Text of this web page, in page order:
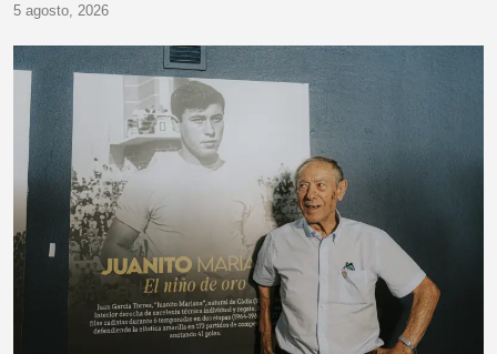
5 agosto, 2026